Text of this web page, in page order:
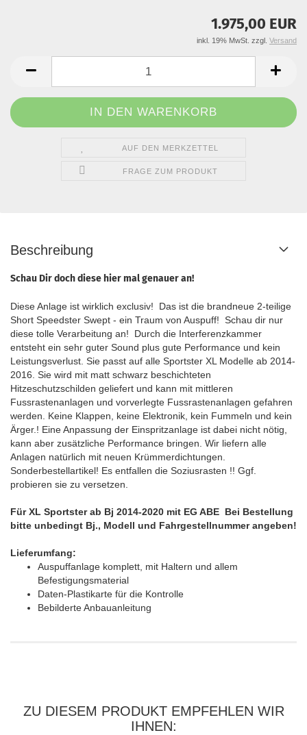
1.975,00 EUR
inkl. 19% MwSt. zzgl. Versand
AUF DEN MERKZETTEL
FRAGE ZUM PRODUKT
Beschreibung
Schau Dir doch diese hier mal genauer an!
Diese Anlage ist wirklich exclusiv! Das ist die brandneue 2-teilige
Short Speedster Swept - ein Traum von Auspuff! Schau dir nur
diese tolle Verarbeitung an! Durch die Interferenzkammer
entsteht ein sehr guter Sound plus gute Performance und kein
Leistungsverlust. Sie passt auf alle Sportster XL Modelle ab 2014-
2016. Sie wird mit matt schwarz beschichteten
Hitzeschutzschilden geliefert und kann mit mittleren
Fussrastenanlagen und vorverlegte Fussrastenanlagen gefahren
werden. Keine Klappen, keine Elektronik, kein Fummeln und kein
Ärger.! Eine Anpassung der Einspritzanlage ist dabei nicht nötig,
kann aber zusätzliche Performance bringen. Wir liefern alle
Anlagen natürlich mit neuen Krümmerdichtungen.
Sonderbestellartikel! Es entfallen die Soziusrasten !! Ggf.
probieren sie zu versetzen.
Für XL Sportster ab Bj 2014-2020 mit EG ABE Bei Bestellung
bitte unbedingt Bj., Modell und Fahrgestellnummer angeben!
Lieferumfang:
Auspuffanlage komplett, mit Haltern und allem
Befestigungsmaterial
Daten-Plastikarte für die Kontrolle
Bebilderte Anbauanleitung
ZU DIESEM PRODUKT EMPFEHLEN WIR
IHNEN: